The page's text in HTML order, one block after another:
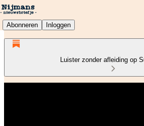
Abonneren Inloggen
Luister zonder afleiding op